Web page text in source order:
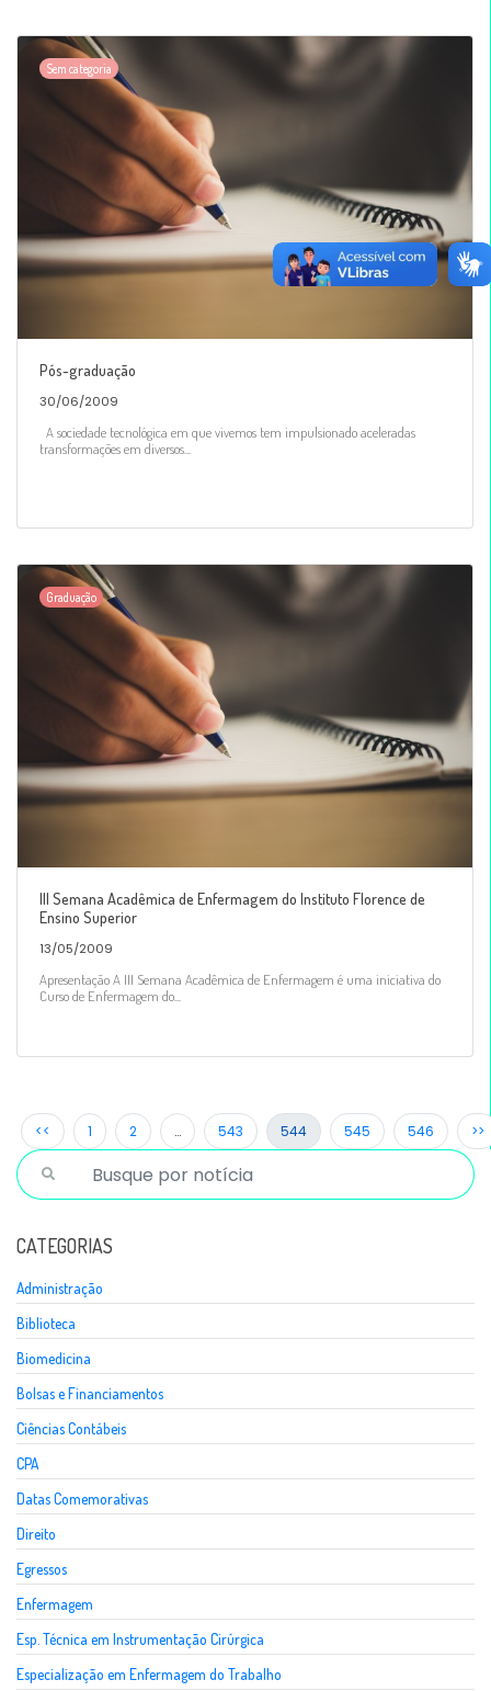
Sem categoria
Pós-graduação
30/06/2009
A sociedade tecnológica em que vivemos tem impulsionado aceleradas
transformações em diversos...
Graduação
III Semana Acadêmica de Enfermagem do Instituto Florence de
Ensino Superior
13/05/2009
Apresentação A III Semana Acadêmica de Enfermagem é uma iniciativa do
Curso de Enfermagem do...
<< 1 2 … 543 544 545 546 >>
CATEGORIAS
Administração
Biblioteca
Biomedicina
Bolsas e Financiamentos
Ciências Contábeis
CPA
Datas Comemorativas
Direito
Egressos
Enfermagem
Esp. Técnica em Instrumentação Cirúrgica
Especialização em Enfermagem do Trabalho